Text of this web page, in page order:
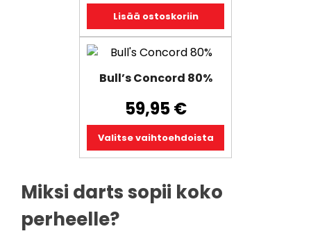
Lisää ostoskoriin
Bull’s Concord 80%
59,95€
Valitse vaihtoehdoista
Tällä
useampi
muunnelma.
Voit
tehdä
tuotteen
sivulla.
Miksi darts sopii koko
perheelle?